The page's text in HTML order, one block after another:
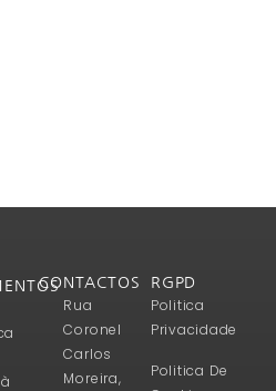
CONTACTOS
Rua
Coronel
Carlos
Moreira,
RGPD
Politica
Privacidade
Politica De